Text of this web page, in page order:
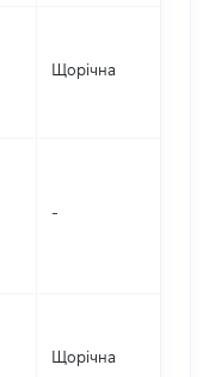
Щорічна
-
Щорічна